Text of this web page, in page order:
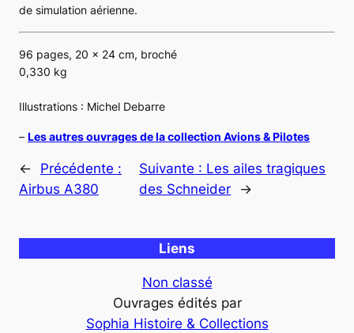
de simulation aérienne.
96 pages, 20 x 24 cm, broché
0,330 kg
Illustrations : Michel Debarre
– Les autres ouvrages de la collection Avions & Pilotes
←
Précédente :
Airbus A380
Suivante : Les ailes tragiques
des Schneider
→
Liens
Non classé
Ouvrages édités par
Sophia Histoire & Collections